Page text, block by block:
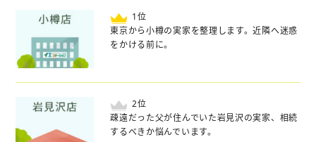
位
東京から小樽の実家を整理します。近隣へ迷惑
をかける前に。
位
疎遠だった父が住んでいた岩見沢の実家、相続
するべきか悩んでいます。